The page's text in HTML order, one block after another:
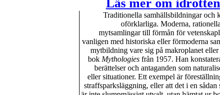
Läs mer om
Traditionella samhällsbildningar och
oförklarliga. Moderna,
mytsamlingar till förmån för
vanligen med historiska eller förmoderna
mytbildning vare sig på makroplanet
bok Mythologies från 1957. Han
berättelser och antaganden som
eller situationer. Ett exempel är
straffsparksläggning, eller att det i en